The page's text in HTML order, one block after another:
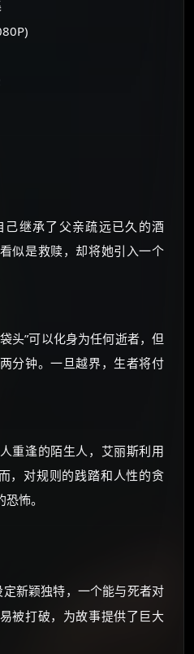
继承了父亲疏远已久的酒
似是救赎，却将她引入一个
头”可以化身为任何逝者，但
分钟。一旦越界，生者将付
重逢的陌生人，艾丽斯利用
，对规则的践踏和人性的贪
怖。
定新颖独特，一个能与死者对
被打破，为故事提供了巨大
，都可低价购买！
14天 最低75元！
红包、外卖红包、
淘客】领红包